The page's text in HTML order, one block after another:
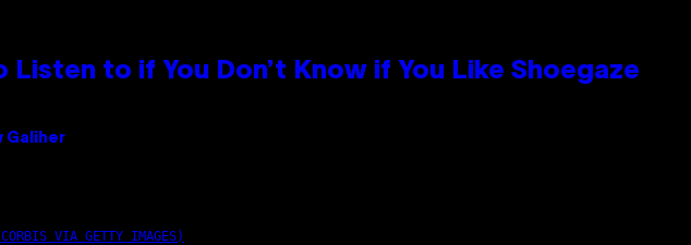
Listen to if You Don’t Know if You Like Shoegaze
Galiher
VIA GETTY IMAGES)